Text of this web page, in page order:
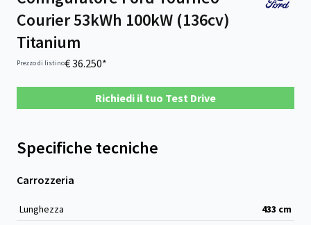
Courier 53kWh 100kW (136cv)
Titanium
Prezzo di listino€ 36.250*
Richiedi il tuo Test Drive
Specifiche tecniche
Carrozzeria
Lunghezza 433 cm